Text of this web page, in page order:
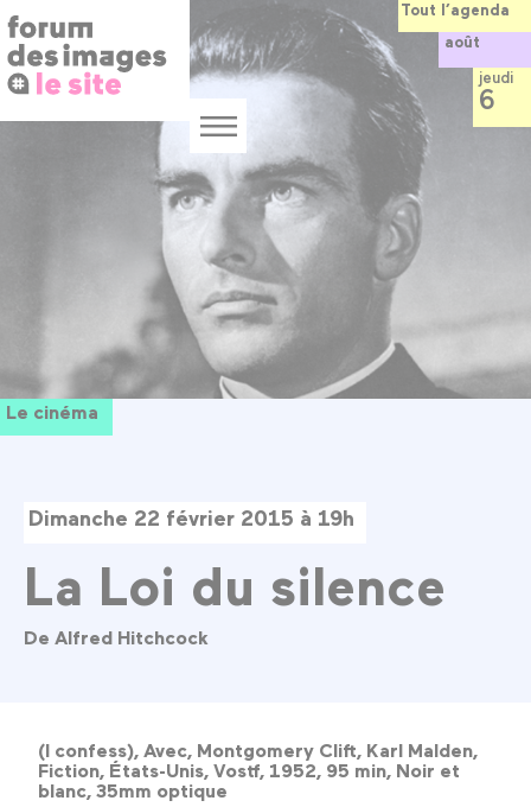
Panneau de gestion des cookies
au
contenu
principal
Menu
Le cinéma
Dimanche 22 février 2015 à 19h
La Loi du silence
De Alfred Hitchcock
(I confess), Avec, Montgomery Clift, Karl Malden,
Fiction, États-Unis, Vostf, 1952, 95 min, Noir et
blanc, 35mm optique
Tout l’agenda
août
jeudi
6